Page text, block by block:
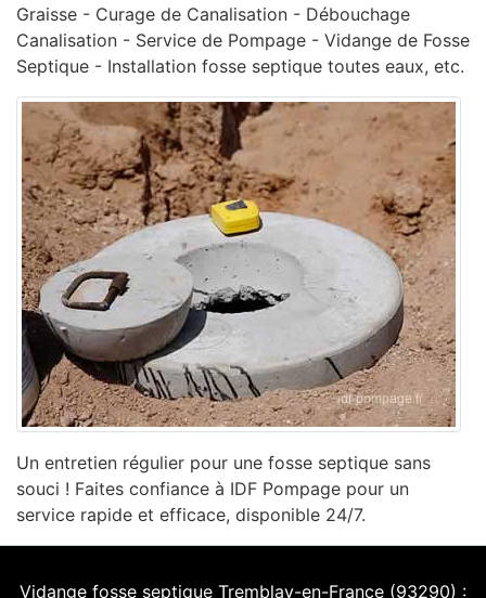
Graisse - Curage de Canalisation - ‎Débouchage
Canalisation - ‎Service de Pompage - ‎Vidange de Fosse
Septique - Installation fosse septique toutes eaux, etc.
Un entretien régulier pour une fosse septique sans
souci ! Faites confiance à IDF Pompage pour un
service rapide et efficace, disponible 24/7.
Vidange fosse septique Tremblay-en-France (93290) :